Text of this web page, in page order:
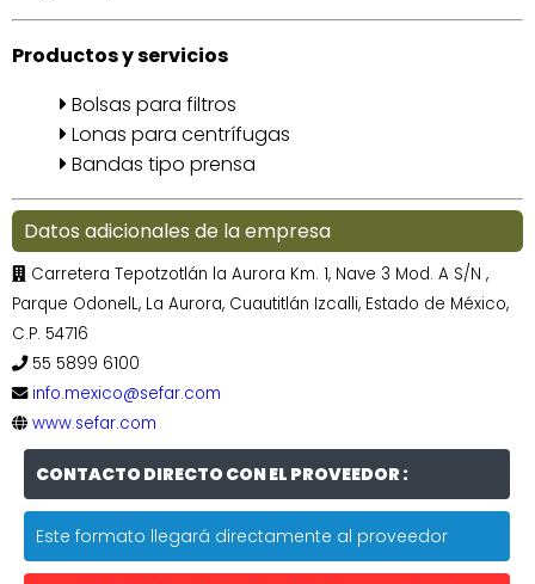
Productos y servicios
Bolsas para filtros
Lonas para centrífugas
Bandas tipo prensa
Datos adicionales de la empresa
Carretera Tepotzotlán la Aurora Km. 1, Nave 3 Mod. A S/N ,
Parque OdonelL, La Aurora, Cuautitlán Izcalli, Estado de México,
C.P. 54716
55 5899 6100
info.mexico@sefar.com
www.sefar.com
CONTACTO DIRECTO CON EL PROVEEDOR :
Este formato llegará directamente al proveedor